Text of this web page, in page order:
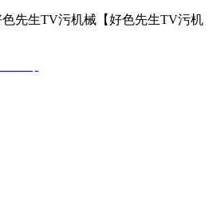
先生TV污机械【好色先生TV污机